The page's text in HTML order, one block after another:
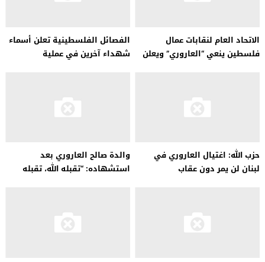
الاتحاد العام لنقابات عمال
فلسطين ينعي “العاروري” ويعلن
الفصائل الفلسطينية تعلن أسماء
شهداء آخرين في عملية
حزب الله: اغتيال العاروري في
لبنان لن يمر دون عقاب
والدة صالح العاروري بعد
استشهاده: “تقبله الله، تقبله